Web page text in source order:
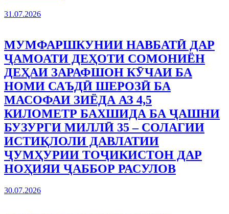
31.07.2026
МУМФАРШКУНИИ НАВБАТӢ ДАР
ҶАМОАТИ ДЕҲОТИ СОМОНИЁН
ДЕҲАИ ЗАРАФШОН КӮЧАИ БА
НОМИ САЪДӢ ШЕРОЗӢ БА
МАСОФАИ ЗИЁДА АЗ 4,5
КИЛОМЕТР БАХШИДА БА ҶАШНИ
БУЗУРГИ МИЛЛӢ 35 – СОЛАГИИ
ИСТИҚЛОЛИ ДАВЛАТИИ
ҶУМҲУРИИ ТОҶИКИСТОН ДАР
НОҲИЯИ ҶАББОР РАСУЛОВ
30.07.2026